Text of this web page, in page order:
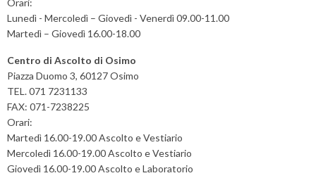
n
Orari:
Lunedì - Mercoledì – Giovedì - Venerdì 09.00-11.00
Martedì – Giovedì 16.00-18.00
Centro di Ascolto di Osimo
Piazza Duomo 3, 60127 Osimo
TEL. 071 7231133
FAX: 071-7238225
Orari:
Martedì 16.00-19.00 Ascolto e Vestiario
Mercoledì 16.00-19.00 Ascolto e Vestiario
Giovedì 16.00-19.00 Ascolto e Laboratorio